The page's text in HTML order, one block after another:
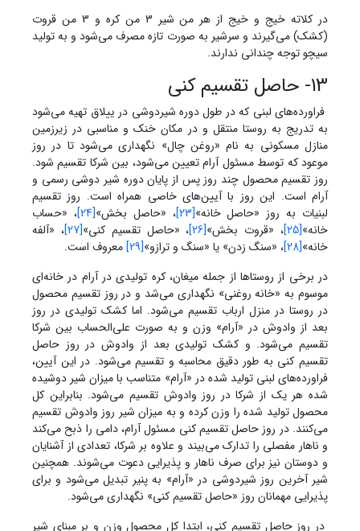
در کلاته خیج و خیج از هر من شیر 3 من کره و 3 من قروت
(کشک) می‌گیرند و سرشیر به صورت تازه مصرف می‌شود و به تولید
سیچو توجه چندانی ندارند.
13- حاصل تقسیم کنی
فراورده‌های لبنی که در طول دوره شیردوشی در ییلاق تهیه می‌شود
به تدریج به روستا منتقل و در مکان خنک و مناسبی در زیرزمین
منازل مسکونی به نام «روغن چال» نگهداری می‌شود تا در روز
موعود که توسط مسئول آرام تعیین می‌شود، بین شرکا تقسیم شود.
روز تقسیم محصول چند روز پس از پایان دوره شیر دوشی رسمی و
آرام است. این روز با آیین‌های خاصی همراه است. روز تقسیم
لبنیات به روز «حاصل خانه»[23] ، «حاصل بخش»[24]
، «حساب
خانه»[25] ، «قروت بخش»[26] ، «حاصل تقسیم کنی»[27]
، «آلفه
خانه»[28] ، «سنگ زدن» یا «سنگ و ترازو»[29]
معروف است.
در برخی از روستاها از جمله میغان، کره تولیدی در آرام در خانه‌ای
موسوم به «خانه روغنی» نگهداری می‌شد و در روز تقسیم محصول
در روستا در منزل ارباب تقسیم می‌شود. اما کشک تولیدی در روز
بعد از وادوش در «آرام» وزن و به صورت علی‌الحساب بین شرکا
تقسیم می‌شود. و کشک تولیدی بعد از وادوش در روز حاصل
تقسیم کنی به طور دقیق محاسبه و تقسیم می‌شود. در این آیین،
فراورده‌های لبنی تولید شده در «آرام» متناسب با میزان شیر دوشیده
شده هر یک از شرکا در روز وادوش تقسیم می‌شود. بنابراین کل
محصول تولید شده را وزن کرده و به میزان شیر روز وادوش تقسیم
می‌کنند. در روز حاصل تقسیم کنی مسئول آرام، دامی را ذبح می‌کند
و ناهار مفصلی را تدارک می‌بیند و علاوه بر شرکا، تعدادی از آشنایان
و دوستان نیز برای صرف ناهار و پذیرایی دعوت می‌شوند. همچنین
شیر آخرین روز شیردوشی در «آرام» به پنیر تبدیل می‌شود و برای
پذیرایی مهمانان روز «حاصل تقسیم کنی» نگهداری می‌شود.
در روز حاصل تقسیم کنی، ابتدا کل محصول وزن و بر مبنای شیر